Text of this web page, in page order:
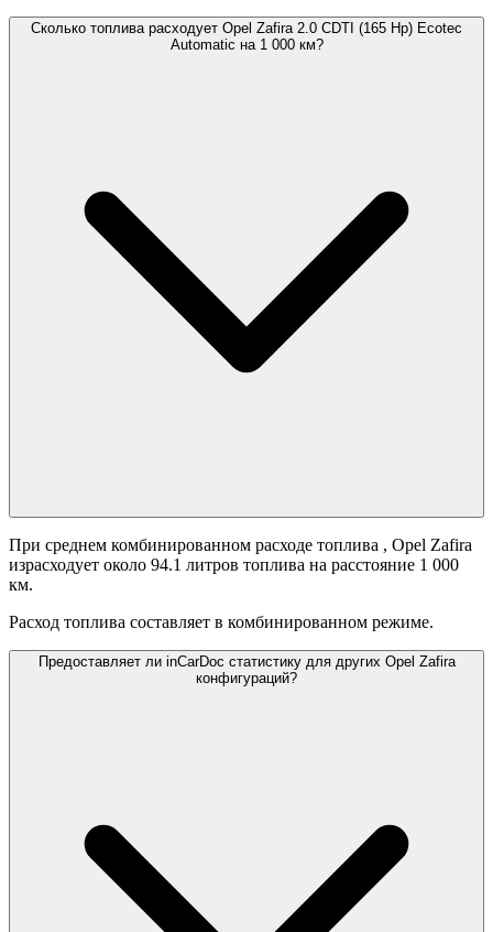
Сколько топлива расходует Opel Zafira 2.0 CDTI (165 Hp) Ecotec
Automatic на 1 000 км?
При среднем комбинированном расходе топлива , Opel Zafira
израсходует около 94.1 литров топлива на расстояние 1 000
км.
Расход топлива составляет в комбинированном режиме.
Предоставляет ли inCarDoc статистику для других Opel Zafira
конфигураций?